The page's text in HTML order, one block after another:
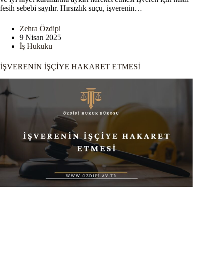
fesih sebebi sayılır. Hırsızlık suçu, işverenin…
Zehra Özdipi
9 Nisan 2025
İş Hukuku
İŞVERENİN İŞÇİYE HAKARET ETMESİ